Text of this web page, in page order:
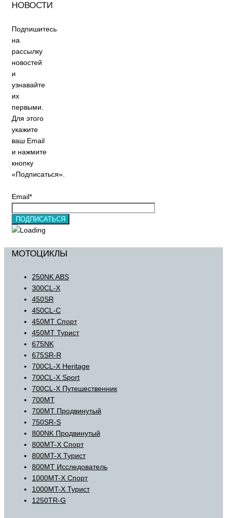
НОВОСТИ
Подпишитесь
на
рассылку
новостей
и
узнавайте
их
первыми.
Для этого
укажите
ваш Email
и нажмите
кнопку
«Подписаться».
Email*
МОТОЦИКЛЫ
250NK ABS
300CL-X
450SR
450CL-C
450MT Спорт
450MT Турист
675NK
675SR-R
700CL-X Heritage
700CL-X Sport
700CL-X Путешественник
700MT
700MT Продвинутый
750SR-S
800NK Продвинутый
800MT-X Спорт
800MT-X Турист
800MT Исследователь
1000MT-X Спорт
1000MT-X Турист
1250TR-G